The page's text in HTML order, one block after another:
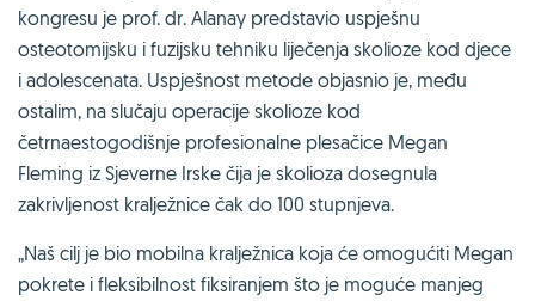
kongresu je prof. dr. Alanay predstavio uspješnu
osteotomijsku i fuzijsku tehniku liječenja skolioze kod djece
i adolescenata. Uspješnost metode objasnio je, među
ostalim, na slučaju operacije skolioze kod
četrnaestogodišnje profesionalne plesačice Megan
Fleming iz Sjeverne Irske čija je skolioza dosegnula
zakrivljenost kralježnice čak do 100 stupnjeva.
„Naš cilj je bio mobilna kralježnica koja će omogućiti Megan
pokrete i fleksibilnost fiksiranjem što je moguće manjeg